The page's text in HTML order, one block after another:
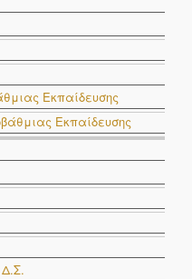
Εκπαίδευσης
Εκπαίδευσης